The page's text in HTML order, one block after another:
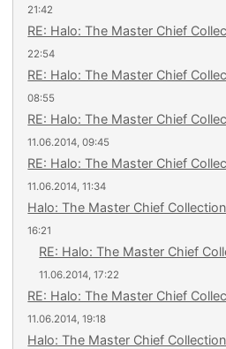
21:42
RE: Halo: The Master Chief
22:54
RE: Halo: The Master Chief
08:55
RE: Halo: The Master Chief
11.06.2014, 09:45
RE: Halo: The Master Chief
11.06.2014, 11:34
Halo: The Master Chief Collection
16:21
RE: Halo: The Master Chief
11.06.2014, 17:22
RE: Halo: The Master Chief
11.06.2014, 19:18
Halo: The Master Chief Collection